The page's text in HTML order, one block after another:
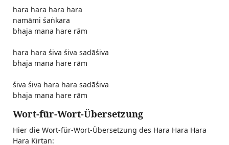
hara hara hara hara
namāmi śaṅkara
bhaja mana hare rām
hara hara śiva śiva sadāśiva
bhaja mana hare rām
śiva śiva hara hara sadāśiva
bhaja mana hare rām
Wort-für-Wort-Übersetzung
Hier die Wort-für-Wort-Übersetzung des Hara Hara Hara
Hara Kirtan: